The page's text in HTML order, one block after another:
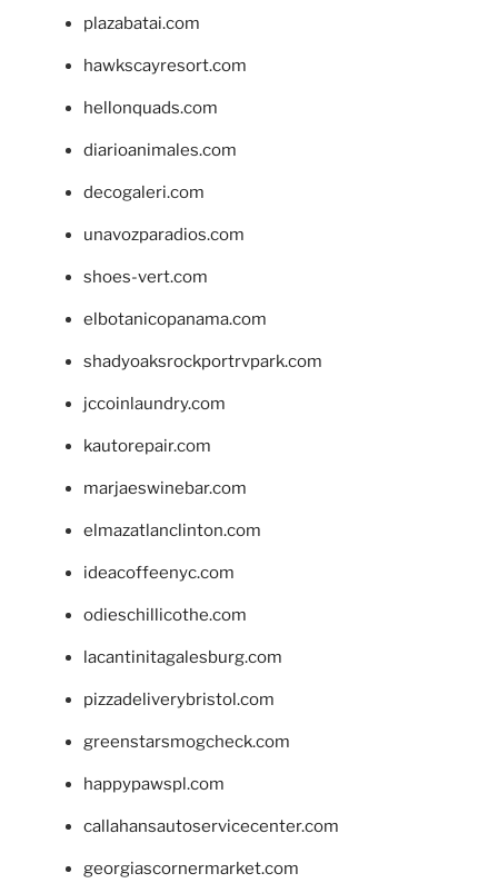
plazabatai.com
hawkscayresort.com
hellonquads.com
diarioanimales.com
decogaleri.com
unavozparadios.com
shoes-vert.com
elbotanicopanama.com
shadyoaksrockportrvpark.com
jccoinlaundry.com
kautorepair.com
marjaeswinebar.com
elmazatlanclinton.com
ideacoffeenyc.com
odieschillicothe.com
lacantinitagalesburg.com
pizzadeliverybristol.com
greenstarsmogcheck.com
happypawspl.com
callahansautoservicecenter.com
georgiascornermarket.com